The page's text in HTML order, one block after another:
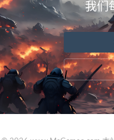
我们